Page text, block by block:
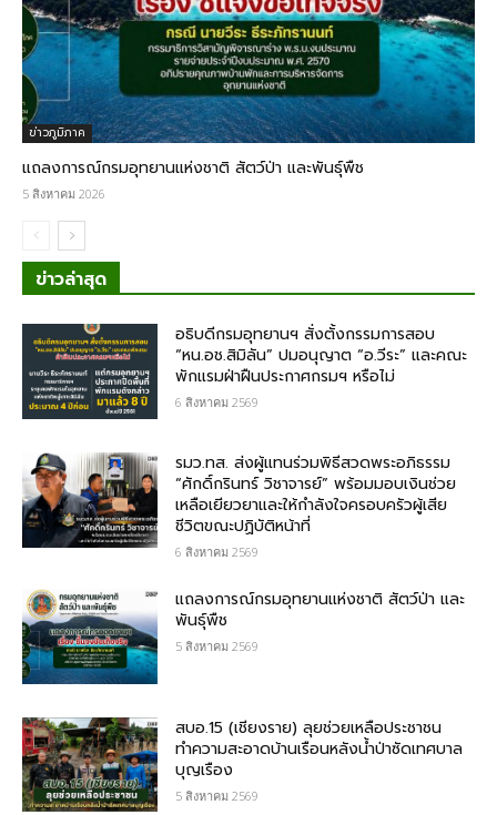
ข่าวภูมิภาค
แถลงการณ์กรมอุทยานแห่งชาติ สัตว์ป่า และพันธุ์พืช
5 สิงหาคม 2026
ข่าวล่าสุด
อธิบดีกรมอุทยานฯ​ สั่งตั้งกรรมการสอบ
“หน.อช.สิมิลัน” ปมอนุญาต “อ.วีระ” และคณะ
พักแรมฝ่าฝืนประกาศกรมฯ หรือไม่
6 สิงหาคม 2569
รมว.ทส. ส่งผู้แทนร่วมพิธีสวดพระอภิธรรม
“ศักดิ์กรินทร์ วิชาจารย์” พร้อมมอบเงินช่วย
เหลือเยียวยาและให้กำลังใจครอบครัวผู้เสีย
ชีวิตขณะปฏิบัติหน้าที่
6 สิงหาคม 2569
แถลงการณ์กรมอุทยานแห่งชาติ สัตว์ป่า และ
พันธุ์พืช
5 สิงหาคม 2569
สบอ.15 (เชียงราย) ลุยช่วยเหลือประชาชน
ทำความสะอาดบ้านเรือนหลังน้ำป่าซัดเทศบาล
บุญเรือง
5 สิงหาคม 2569